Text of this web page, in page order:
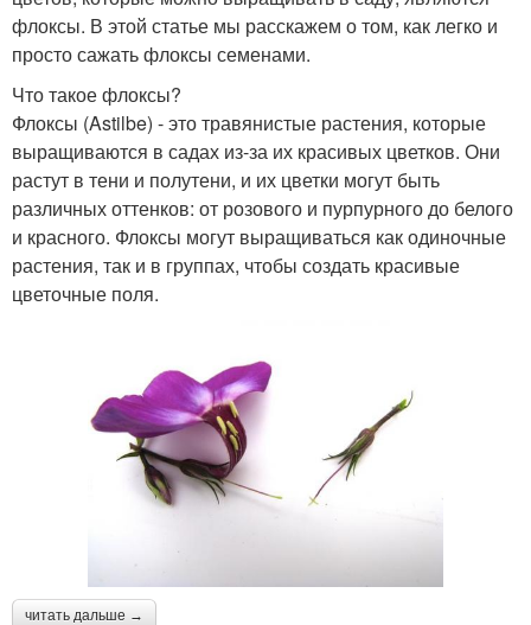
флоксы. В этой статье мы расскажем о том, как легко и
просто сажать флоксы семенами.
Что такое флоксы?
Флоксы (Astilbe) - это травянистые растения, которые
выращиваются в садах из-за их красивых цветков. Они
растут в тени и полутени, и их цветки могут быть
различных оттенков: от розового и пурпурного до белого
и красного. Флоксы могут выращиваться как одиночные
растения, так и в группах, чтобы создать красивые
цветочные поля.
читать дальше →